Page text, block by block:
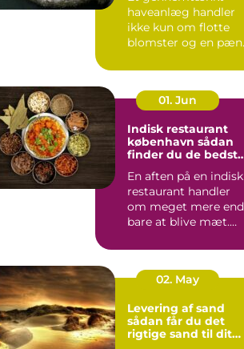
haveanlæg handler
ikke kun om flotte
blomster og en pæn
01. Jun
Indisk restaurant
københavn sådan
finder du de bedste
En aften på en indisk
restaurant handler
om meget mere end
bare at blive mæt.
...
02. May
Levering af sand
sådan får du det
rigtige sand til dit